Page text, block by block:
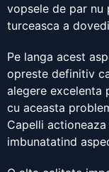
vopsele de par nu
turceasca a
Pe langa acest
opreste definitiv
alegere excelenta
cu aceasta
Capelli
imbunatatind